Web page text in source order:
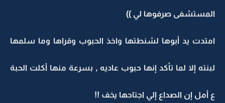
المستشفى صرفوها لي ))
امتدت يد أبوها لشنطتها واخذ الحبوب وقراها وما سلمها
لبنته إلا لما تأكد إنها حبوب عاديه , بسرعة منها أكلت الحبة
ع أمل إن الصداع إلي اجتاحها يخف !!